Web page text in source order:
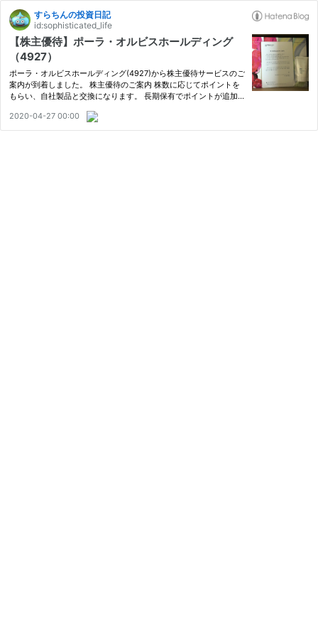
すらちんの投資日記
id:sophisticated_life
【株主優待】ポーラ・オルビスホールディング
（4927）
ポーラ・オルビスホールディング(4927)から株主優待サービスのご
案内が到着しました。 株主優待のご案内 株数に応じてポイントを
もらい、自社製品と交換になります。 長期保有でポイントが追加
ンプーかボディソープをもらっております。 品質はさすがに最高…
2020-04-27 00:00